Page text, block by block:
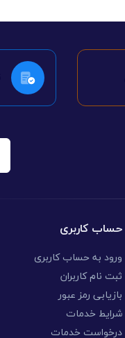
حساب کاربری
ورود به حساب کاربری
ثبت نام کاربران
بازیابی رمز عبور
شرایط خدمات
درخواست خدمات